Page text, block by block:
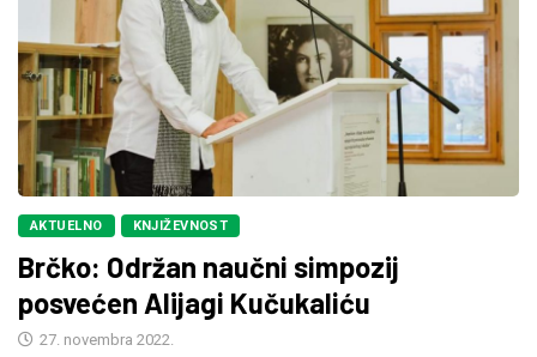
AKTUELNO KNJIŽEVNOST
Brčko: Održan naučni simpozij
posvećen Alijagi Kučukaliću
27. novembra 2022.